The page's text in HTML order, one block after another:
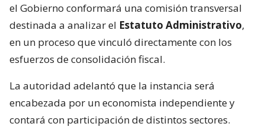
el Gobierno conformará una comisión transversal
destinada a analizar el Estatuto Administrativo,
en un proceso que vinculó directamente con los
esfuerzos de consolidación fiscal.
La autoridad adelantó que la instancia será
encabezada por un economista independiente y
contará con participación de distintos sectores.